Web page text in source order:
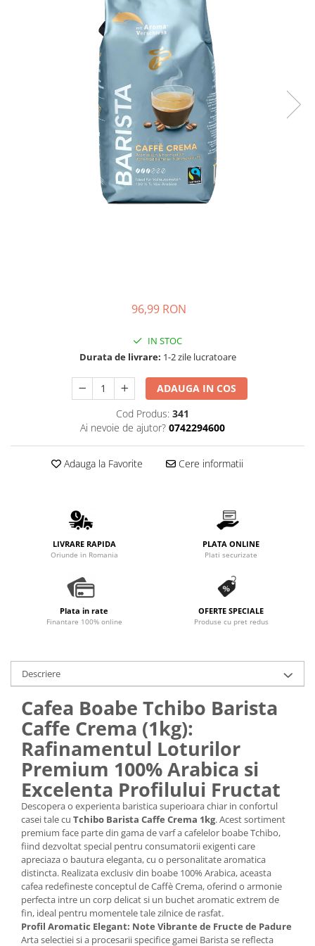
96,99 RON
IN STOC
Durata de livrare: 1-2 zile lucratoare
ADAUGA IN COS
Cod Produs: 341
Ai nevoie de ajutor? 0742294600
Adauga la Favorite Cere informatii
LIVRARE RAPIDA
Oriunde in Romania
PLATA ONLINE
Plati securizate
Plata in rate
Finantare 100% online
OFERTE SPECIALE
Produse cu pret redus
Descriere
Cafea Boabe Tchibo Barista
Caffe Crema (1kg):
Rafinamentul Loturilor
Premium 100% Arabica si
Excelenta Profilului Fructat
Descopera o experienta baristica superioara chiar in confortul
casei tale cu Tchibo Barista Caffe Crema 1kg. Acest sortiment
premium face parte din gama de varf a cafelelor boabe Tchibo,
fiind dezvoltat special pentru consumatorii exigenti care
apreciaza o bautura eleganta, cu o personalitate aromatica
distincta. Realizata exclusiv din boabe 100% Arabica, aceasta
cafea redefineste conceptul de Caffè Crema, oferind o armonie
perfecta intre un corp delicat si un buchet aromatic extrem de
fin, ideal pentru momentele tale zilnice de rasfat.
Profil Aromatic Elegant: Note Vibrante de Fructe de Padure
Arta selectiei si a procesarii specifice gamei Barista se reflecta